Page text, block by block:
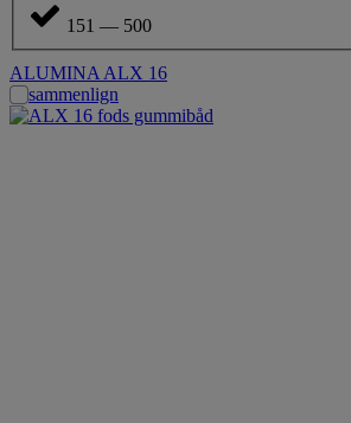
151 — 500
ALUMINA ALX 16
sammenlign